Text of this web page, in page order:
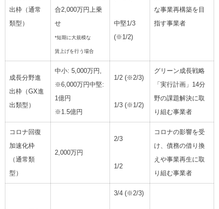
出枠（通常
類型）
合2,000万円上乗
せ
*短期に大規模な
賃上げを行う場合
中堅1/3
(※1/2)
な事業再構築を目
指す事業者
成長分野進
出枠（GX進
出類型）
中小: 5,000万円,
※6,000万円中堅:
1億円
※1.5億円
1/2 (※2/3)
1/3 (※1/2)
グリーン成長戦略
「実行計画」14分
野の課題解決に取
り組む事業者
コロナ回復
加速化枠
（通常類
型）
2,000万円
2/3
1/2
コロナの影響を受
け、債務の借り換
えや事業再生に取
り組む事業者
3/4 (※2/3)